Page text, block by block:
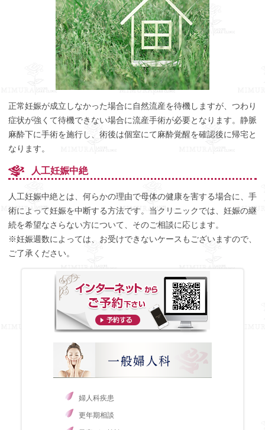
正常妊娠が成立しなかった場合に自然流産を待機しますが、つわり
症状が強くて待機できない場合に流産手術が必要となります。静脈
麻酔下に手術を施行し、術後は個室にて麻酔覚醒を確認後に帰宅と
なります。
人工妊娠中絶
人工妊娠中絶とは、何らかの理由で母体の健康を害する場合に、手
術によって妊娠を中断する方法です。当クリニックでは、妊娠の継
続を希望なさらない方について、そのご相談に応じます。
※妊娠週数によっては、お受けできないケースもございますので、
ご了承ください。
婦人科疾患
更年期相談